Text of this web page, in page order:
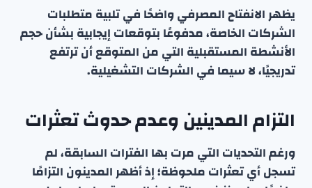
يظهر الانفتاح المصرفي واضحًا في تلبية متطلبات
الشركات الخاصة، مدفوعًا بتوقعات إيجابية بشأن حجم
الأنشطة المستقبلية التي من المتوقع أن ترتفع
تدريجيًا، لا سيما في الشركات التشغيلية.
التزام المدينين وعدم حدوث تعثرات
ورغم التحديات التي مرت بها الفترات السابقة، لم
تسجل أي تعثرات ملحوظة؛ إذ أظهر المدينون التزامًا